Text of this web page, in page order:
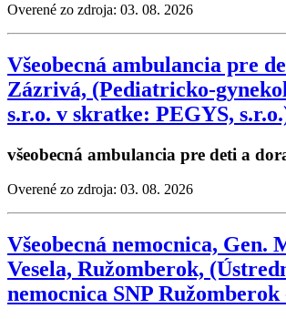
Overené zo zdroja: 03. 08. 2026
Všeobecná ambulancia pre
Zázrivá, (Pediatricko-
s.r.o. v skratke: PEGYS,
všeobecná ambulancia pre deti a
Overené zo zdroja: 03. 08. 2026
Všeobecná nemocnica, Gen.
Vesela, Ružomberok,
nemocnica SNP Ružomberok